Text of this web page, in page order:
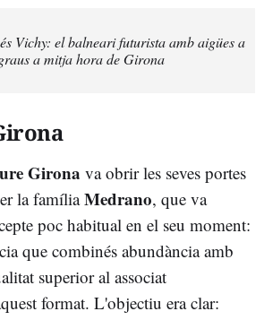
Vichy: el balneari futurista amb aigües a
a mitja hora de Girona
Girona va obrir les seves portes
la famíliaMedrano, que va
poc habitual en el seu moment:
que combinés abundància amb
superior al associat
format. L'objectiu era clar: